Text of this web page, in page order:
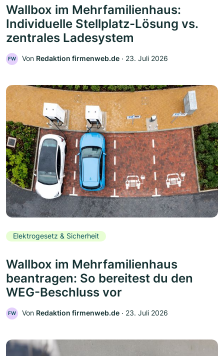
Wallbox im Mehrfamilienhaus:
Individuelle Stellplatz-Lösung vs.
zentrales Ladesystem
FW Von Redaktion firmenweb.de ‧ 23. Juli 2026
Elektrogesetz & Sicherheit
Wallbox im Mehrfamilienhaus
beantragen: So bereitest du den
WEG-Beschluss vor
FW Von Redaktion firmenweb.de ‧ 23. Juli 2026